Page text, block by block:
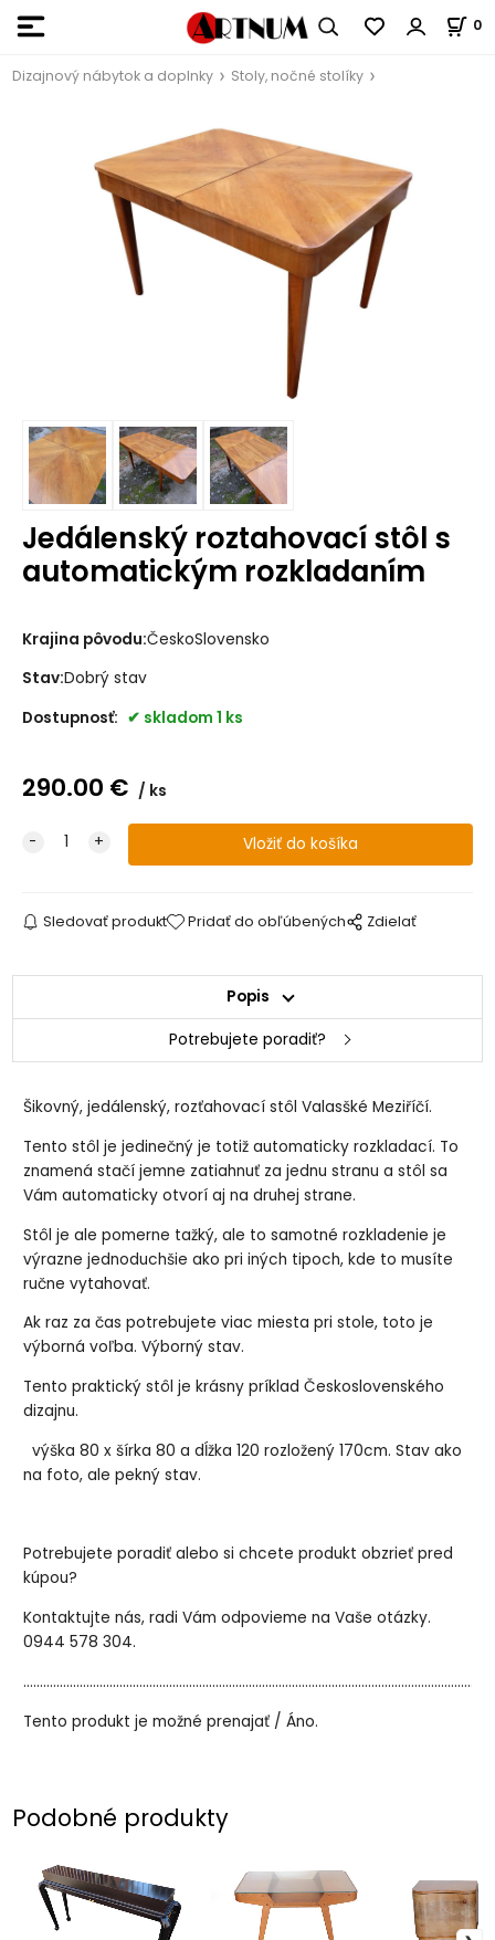
0
Dizajnový nábytok a doplnky Stoly, nočné stolíky
Jedálenský roztahovací stôl s
automatickým rozkladaním
Krajina pôvodu:ČeskoSlovensko
Stav:Dobrý stav
Dostupnosť:
skladom 1 ks
290.00 € ks
Sledovať produkt Pridať do obľúbených Zdielať
Popis
Potrebujete poradiť?
Šikovný, jedálenský, rozťahovací stôl Valasšké Meziříčí.
Tento stôl je jedinečný je totiž automaticky rozkladací. To
znamená stačí jemne zatiahnuť za jednu stranu a stôl sa
Vám automaticky otvorí aj na druhej strane.
Stôl je ale pomerne tažký, ale to samotné rozkladenie je
výrazne jednoduchšie ako pri iných tipoch, kde to musíte
ručne vytahovať.
Ak raz za čas potrebujete viac miesta pri stole, toto je
výborná voľba. Výborný stav.
Tento praktický stôl je krásny príklad Československého
dizajnu.
výška 80 x šírka 80 a dĺžka 120 rozložený 170cm. Stav ako
na foto, ale pekný stav.
Potrebujete poradiť alebo si chcete produkt obzrieť pred
kúpou?
Kontaktujte nás, radi Vám odpovieme na Vaše otázky.
0944 578 304.
Tento produkt je možné prenajať / Áno.
Podobné produkty